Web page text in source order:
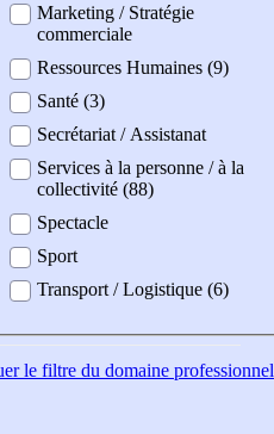
Marketing / Stratégie
commerciale
Ressources Humaines (9)
Santé (3)
Secrétariat / Assistanat
Services à la personne / à la
collectivité (88)
Spectacle
Sport
Transport / Logistique (6)
le filtre du domaine professionnel